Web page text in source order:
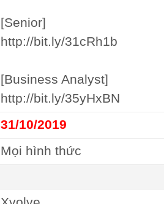
[Senior]
http://bit.ly/31cRh1b
[Business Analyst]
http://bit.ly/35yHxBN
31/10/2019
Mọi hình thức